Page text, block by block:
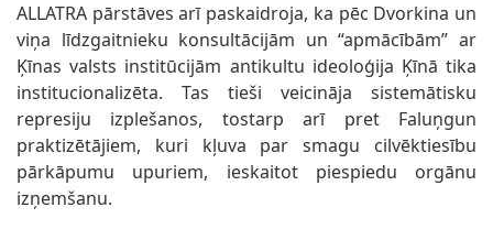
ALLATRA pārstāves arī paskaidroja, ka pēc Dvorkina un
viņa līdzgaitnieku konsultācijām un “apmācībām” ar
Ķīnas valsts institūcijām antikultu ideoloģija Ķīnā tika
institucionalizēta. Tas tieši veicināja sistemātisku
represiju izplešanos, tostarp arī pret Faluņgun
praktizētājiem, kuri kļuva par smagu cilvēktiesību
pārkāpumu upuriem, ieskaitot piespiedu orgānu
izņemšanu.